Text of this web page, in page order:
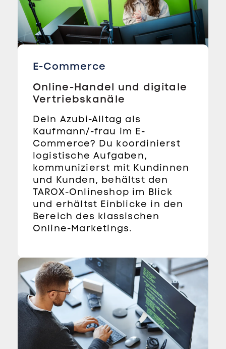
E-Commerce
Online-Handel und digitale
Vertriebskanäle
Dein Azubi-Alltag als
Kaufmann/-frau im E-
Commerce? Du koordinierst
logistische Aufgaben,
kommunizierst mit Kundinnen
und Kunden, behältst den
TAROX-Onlineshop im Blick
und erhältst Einblicke in den
Bereich des klassischen
Online-Marketings.